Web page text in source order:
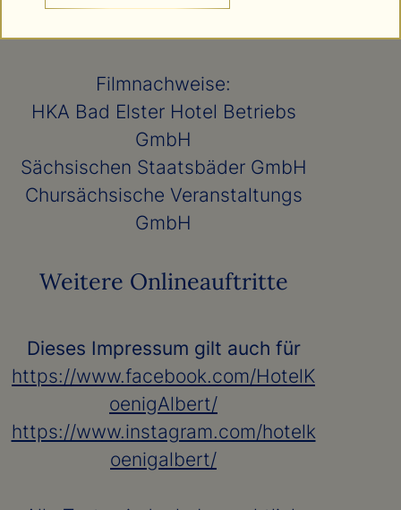
Filmnachweise:
HKA Bad Elster Hotel Betriebs
GmbH
Sächsischen Staatsbäder GmbH
Chursächsische Veranstaltungs
GmbH
Weitere Onlineauftritte
Dieses Impressum gilt auch für
https://www.facebook.com/HotelK
oenigAlbert/
https://www.instagram.com/hotelk
oenigalbert/